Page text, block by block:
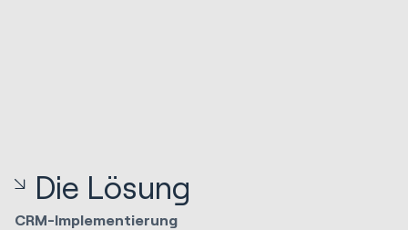
Die Lösung
CRM-Implementierung